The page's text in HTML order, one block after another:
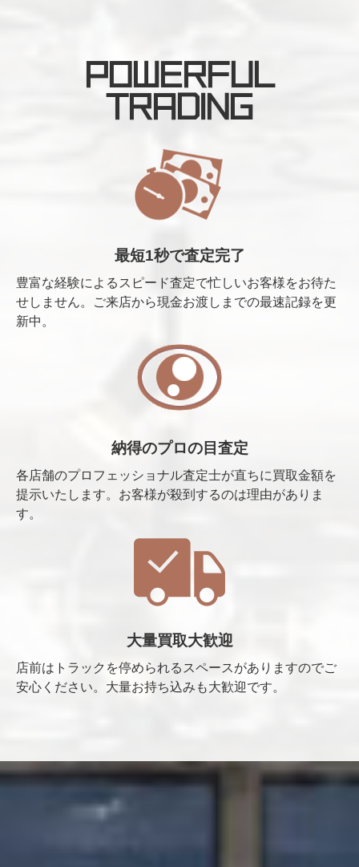
POWERFUL
TRADING
最短1秒で査定完了
豊富な経験によるスピード査定で忙しいお客様をお待た
せしません。ご来店から現金お渡しまでの最速記録を更
新中。
納得のプロの目査定
各店舗のプロフェッショナル査定士が直ちに買取金額を
提示いたします。お客様が殺到するのは理由がありま
す。
大量買取大歓迎
店前はトラックを停められるスペースがありますのでご
安心ください。大量お持ち込みも大歓迎です。